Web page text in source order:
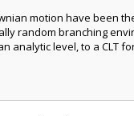
motion have been
random branching
analytic level, to a CLT